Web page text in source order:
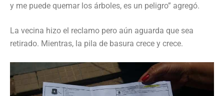
y me puede quemar los árboles, es un peligro” agregó.
La vecina hizo el reclamo pero aún aguarda que sea
retirado. Mientras, la pila de basura crece y crece.